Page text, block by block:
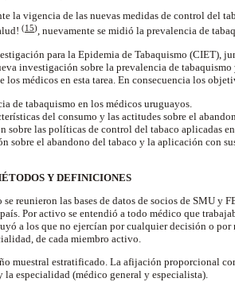
la vigencia de las nuevas medidas de control del
(15), nuevamente se midió la prevalencia de
para la Epidemia de Tabaquismo (CIET),
investigación sobre la prevalencia de tabaquismo
los médicos en esta tarea. En consecuencia los
de tabaquismo en los médicos uruguayos.
del consumo y las actitudes sobre el
sobre las políticas de control del tabaco aplicadas
sobre el abandono del tabaco y la aplicación con
Y DEFINICIONES
se reunieron las bases de datos de socios de SMU y
Por activo se entendió a todo médico que
a los que no ejercían por cualquier decisión o
de cada miembro activo.
muestral estratificado. La afijación proporcional
la especialidad (médico general y especialista).